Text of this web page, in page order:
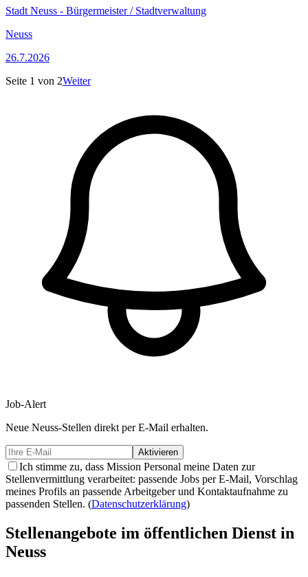
Stadt Neuss - Bürgermeister / Stadtverwaltung
Neuss
26.7.2026
Seite 1 von 2Weiter
Job-Alert
Neue Neuss-Stellen direkt per E-Mail erhalten.
Aktivieren
Ich stimme zu, dass Mission Personal meine Daten zur
Stellenvermittlung verarbeitet: passende Jobs per E-Mail, Vorschlag
meines Profils an passende Arbeitgeber und Kontaktaufnahme zu
passenden Stellen. (Datenschutzerklärung)
Stellenangebote im öffentlichen Dienst in
Neuss